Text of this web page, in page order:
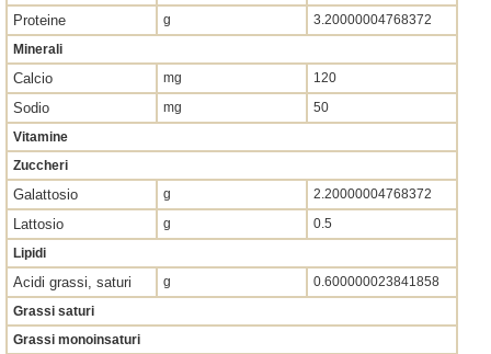
Proteine g
3.20000004768372
Minerali
Calcio mg 120
Sodio mg
50
Vitamine
Zuccheri
Galattosio g 2.20000004768372
Lattosio g
0.5
Lipidi
Acidi grassi, saturi g
0.600000023841858
Grassi saturi
Grassi monoinsaturi